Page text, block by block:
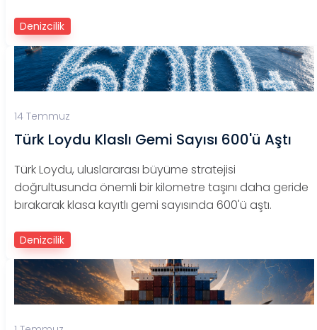
Denizcilik
14 Temmuz
Türk Loydu Klaslı Gemi Sayısı 600'ü Aştı
Türk Loydu, uluslararası büyüme stratejisi
doğrultusunda önemli bir kilometre taşını daha geride
bırakarak klasa kayıtlı gemi sayısında 600'ü aştı.
Denizcilik